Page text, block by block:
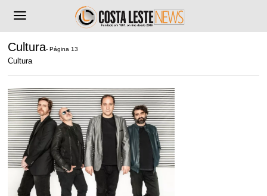
Cultura- Página 13
Cultura